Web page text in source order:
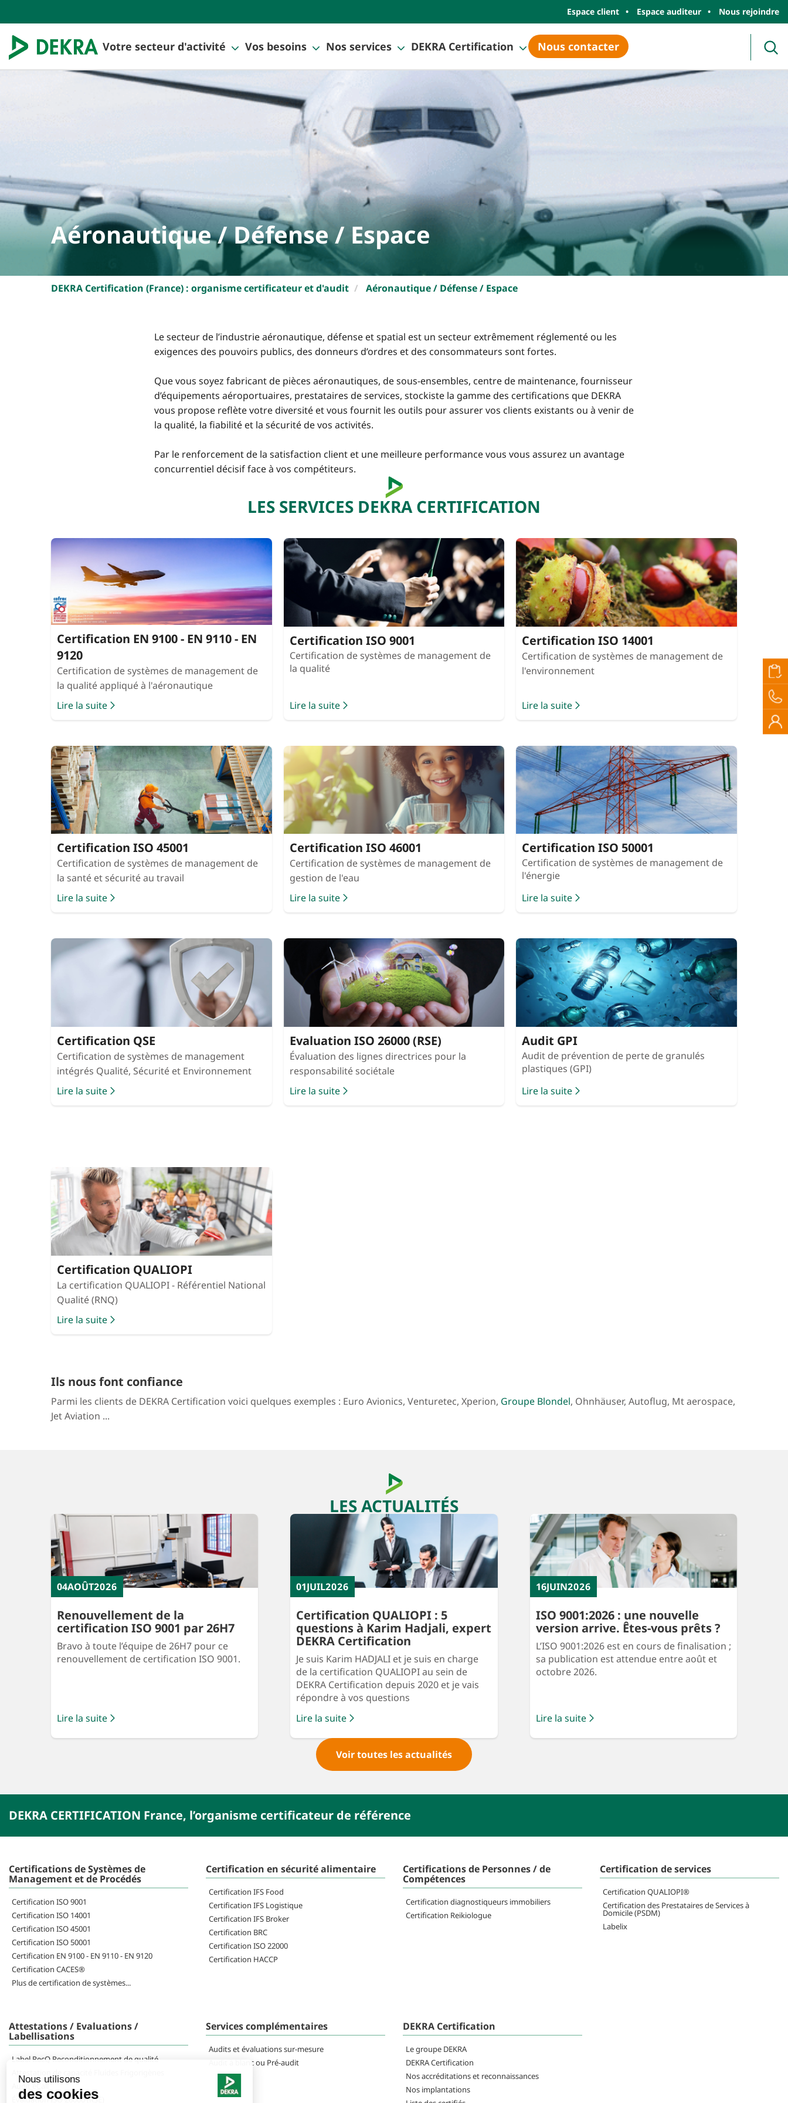
Espace client Espace auditeur Nous rejoindre
Votre secteur d'activité Vos besoins Nos services DEKRA Certification Nous contacter
Aéronautique / Défense / Espace
DEKRA Certification (France) : organisme certificateur et d'audit Aéronautique / Défense / Espace
Le secteur de l’industrie aéronautique, défense et spatial est un secteur extrêmement réglementé ou les
exigences des pouvoirs publics, des donneurs d’ordres et des consommateurs sont fortes.
Que vous soyez fabricant de pièces aéronautiques, de sous-ensembles, centre de maintenance, fournisseur
d’équipements aéroportuaires, prestataires de services, stockiste la gamme des certifications que DEKRA
vous propose reflète votre diversité et vous fournit les outils pour assurer vos clients existants ou à venir de
la qualité, la fiabilité et la sécurité de vos activités.
Par le renforcement de la satisfaction client et une meilleure performance vous vous assurez un avantage
concurrentiel décisif face à vos compétiteurs.
LES SERVICES DEKRA CERTIFICATION
Certification EN 9100 - EN 9110 - EN
9120
Certification de systèmes de management de
la qualité appliqué à l'aéronautique
Lire la suite
Certification ISO 9001
Certification de systèmes de management de
la qualité
Lire la suite
Certification ISO 14001
Certification de systèmes de management de
l'environnement
Lire la suite
Certification ISO 45001
Certification de systèmes de management de
la santé et sécurité au travail
Lire la suite
Certification ISO 46001
Certification de systèmes de management de
gestion de l'eau
Lire la suite
Certification ISO 50001
Certification de systèmes de management de
l'énergie
Lire la suite
Certification QSE
Certification de systèmes de management
intégrés Qualité, Sécurité et Environnement
Lire la suite
Evaluation ISO 26000 (RSE)
Évaluation des lignes directrices pour la
responsabilité sociétale
Lire la suite
Audit GPI
Audit de prévention de perte de granulés
plastiques (GPI)
Lire la suite
Certification QUALIOPI
La certification QUALIOPI - Référentiel National
Qualité (RNQ)
Lire la suite
Ils nous font confiance
Parmi les clients de DEKRA Certification voici quelques exemples : Euro Avionics, Venturetec, Xperion, Groupe Blondel, Ohnhäuser, Autoflug, Mt aerospace,
Jet Aviation ...
LES ACTUALITÉS
04AOÛT2026
Renouvellement de la
certification ISO 9001 par 26H7
Bravo à toute l’équipe de 26H7 pour ce
renouvellement de certification ISO 9001.
Lire la suite
01JUIL2026
Certification QUALIOPI : 5
questions à Karim Hadjali, expert
DEKRA Certification
Je suis Karim HADJALI et je suis en charge
de la certification QUALIOPI au sein de
DEKRA Certification depuis 2020 et je vais
répondre à vos questions
Lire la suite
16JUIN2026
ISO 9001:2026 : une nouvelle
version arrive. Êtes-vous prêts ?
L’ISO 9001:2026 est en cours de finalisation ;
sa publication est attendue entre août et
octobre 2026.
Lire la suite
Voir toutes les actualités
DEKRA CERTIFICATION France, l’organisme certificateur de référence
Certifications de Systèmes de
Management et de Procédés
Certification ISO 9001
Certification ISO 14001
Certification ISO 45001
Certification ISO 50001
Certification EN 9100 - EN 9110 - EN 9120
Certification CACES®
Plus de certification de systèmes...
Certification en sécurité alimentaire
Certification IFS Food
Certification IFS Logistique
Certification IFS Broker
Certification BRC
Certification ISO 22000
Certification HACCP
Certifications de Personnes / de
Compétences
Certification diagnostiqueurs immobiliers
Certification Reikiologue
Certification de services
Certification QUALIOPI®
Certification des Prestataires de Services à
Domicile (PSDM)
Labelix
Attestations / Evaluations /
Labellisations
Label RecQ Reconditionnement de qualité
Audit eCall
Évaluation ISO 26000 (RSE)
Services complémentaires
Audits et évaluations sur-mesure
Audit à blanc ou Pré-audit
DEKRA Certification
Le groupe DEKRA
DEKRA Certification
Nos accréditations et reconnaissances
Nos implantations